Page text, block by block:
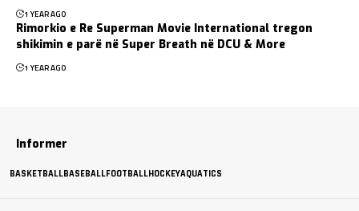
1 YEAR AGO
Rimorkio e Re Superman Movie International tregon
shikimin e parë në Super Breath në DCU & More
1 YEAR AGO
Informer
BASKETBALLBASEBALLFOOTBALLHOCKEYAQUATICS